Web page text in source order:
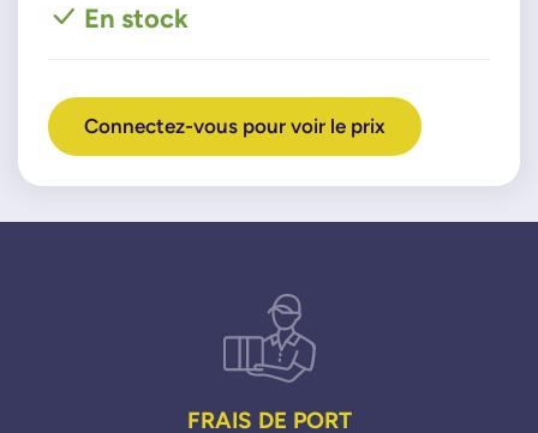
En stock
Connectez-vous pour voir le prix
FRAIS DE PORT